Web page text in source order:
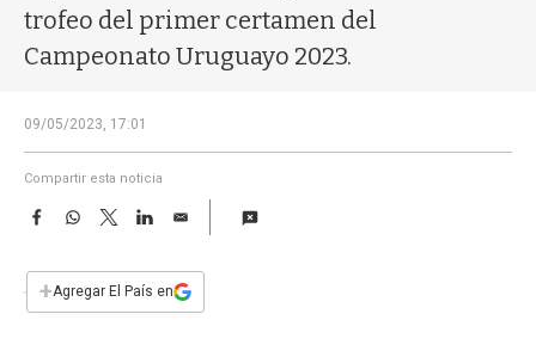
trofeo del primer certamen del
Campeonato Uruguayo 2023.
09/05/2023, 17:01
Compartir esta noticia
F
e
b
W
s
T
w
t
L
E
i
l
+Agregar El País en